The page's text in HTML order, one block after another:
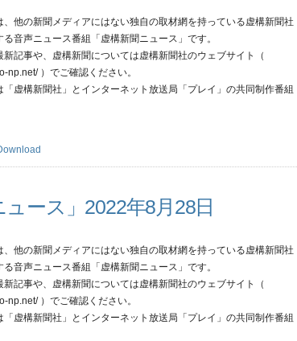
、他の新聞メディアにはない独自の取材網を持っている虚構新聞社
る音声ニュース番組「虚構新聞ニュース」です。
新記事や、虚構新聞については虚構新聞社のウェブサイト（
np.net/ ）でご確認ください。
「虚構新聞社」とインターネット放送局「プレイ」の共同制作番組
ース」2022年8月28日
、他の新聞メディアにはない独自の取材網を持っている虚構新聞社
る音声ニュース番組「虚構新聞ニュース」です。
新記事や、虚構新聞については虚構新聞社のウェブサイト（
np.net/ ）でご確認ください。
「虚構新聞社」とインターネット放送局「プレイ」の共同制作番組